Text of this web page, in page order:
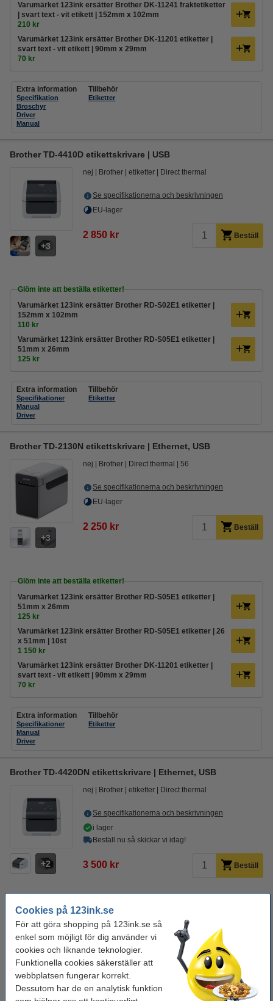
Cookies på 123ink.se
För att göra shopping på 123ink.se så
enkel som möjligt för dig använder vi
cookies och liknande teknologier.
Funktionella cookies säkerställer att
webbplatsen fungerar korrekt.
Dessutom har de en analytisk funktion
Varumärket 123ink ersätter Brother DK-11241 fraktetiketter
| svart text - vit etikett | 152mm x 102mm
210 kr
Varumärket 123ink ersätter Brother DK-11201 etiketter |
svart text - vit etikett | 90mm x 29mm
70 kr
Extra information
Specifikation
Broschyr
Driver
Manual
Tillbehör
Etiketter
Brother TD-4410D etikettskrivare | USB
3
nej Brother etiketter Direct thermal
Se specifikationerna och beskrivningen
EU-lager
2 850 kr Beställ
Glöm inte att beställa etiketter!
Varumärket 123ink ersätter Brother RD-S02E1 etiketter |
152mm x 102mm
110 kr
Varumärket 123ink ersätter Brother RD-S05E1 etiketter |
51mm x 26mm
125 kr
Extra information
Specifikationer
Manual
Driver
Tillbehör
Etiketter
Brother TD-2130N etikettskrivare | Ethernet, USB
3
nej Brother Direct thermal 56
Se specifikationerna och beskrivningen
EU-lager
2 250 kr Beställ
Glöm inte att beställa etiketter!
Varumärket 123ink ersätter Brother RD-S05E1 etiketter |
51mm x 26mm
125 kr
Varumärket 123ink ersätter Brother RD-S05E1 etiketter | 26
x 51mm | 10st
1 150 kr
Varumärket 123ink ersätter Brother DK-11201 etiketter |
svart text - vit etikett | 90mm x 29mm
70 kr
Extra information
Specifikationer
Manual
Driver
Tillbehör
Etiketter
Brother TD-4420DN etikettskrivare | Ethernet, USB
2
nej Brother etiketter Direct thermal
Se specifikationerna och beskrivningen
i lager
Beställ nu så skickar vi idag!
3 500 kr Beställ
Glöm inte att beställa etiketter!
Varumärket 123ink ersätter Brother RD-S02E1 etiketter |
152mm x 102mm
110 kr
Varumärket 123ink ersätter Brother RD-S02E1 etiketter |
102 x 152mm | 10st
900 kr
Varumärket 123ink ersätter Brother RD-S05E1 etiketter |